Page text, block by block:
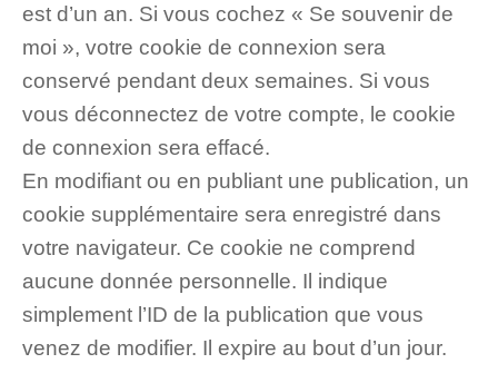
est d’un an. Si vous cochez « Se souvenir de
moi », votre cookie de connexion sera
conservé pendant deux semaines. Si vous
vous déconnectez de votre compte, le cookie
de connexion sera effacé.
En modifiant ou en publiant une publication, un
cookie supplémentaire sera enregistré dans
votre navigateur. Ce cookie ne comprend
aucune donnée personnelle. Il indique
simplement l’ID de la publication que vous
venez de modifier. Il expire au bout d’un jour.